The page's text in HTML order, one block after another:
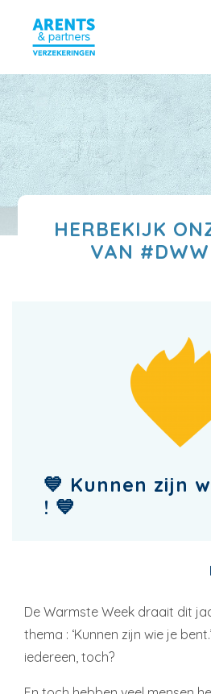
HERBEKIJK
VAN
💙 Kunnen zijn
! 💙
De Warmste Week draait dit
thema : ‘Kunnen zijn wie je
iedereen, toch?